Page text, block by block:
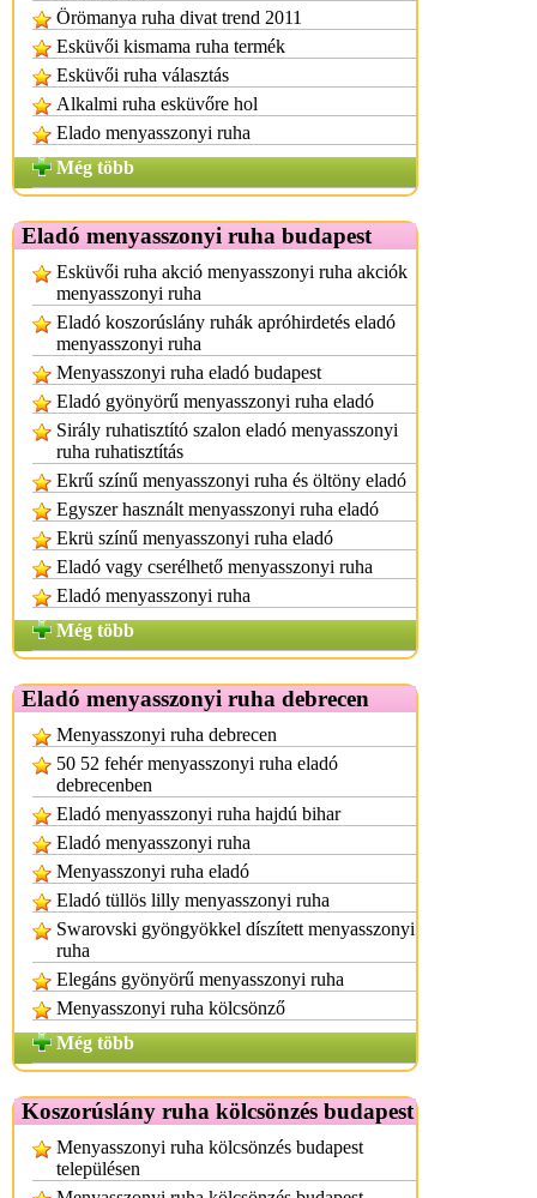
Örömanya ruha divat trend 2011
Esküvői kismama ruha termék
Esküvői ruha választás
Alkalmi ruha esküvőre hol
Elado menyasszonyi ruha
Még több
Eladó menyasszonyi ruha budapest
Esküvői ruha akció menyasszonyi ruha akciók
menyasszonyi ruha
Eladó koszorúslány ruhák apróhirdetés eladó
menyasszonyi ruha
Menyasszonyi ruha eladó budapest
Eladó gyönyörű menyasszonyi ruha eladó
Sirály ruhatisztító szalon eladó menyasszonyi
ruha ruhatisztítás
Ekrű színű menyasszonyi ruha és öltöny eladó
Egyszer használt menyasszonyi ruha eladó
Ekrü színű menyasszonyi ruha eladó
Eladó vagy cserélhető menyasszonyi ruha
Eladó menyasszonyi ruha
Még több
Eladó menyasszonyi ruha debrecen
Menyasszonyi ruha debrecen
50 52 fehér menyasszonyi ruha eladó
debrecenben
Eladó menyasszonyi ruha hajdú bihar
Eladó menyasszonyi ruha
Menyasszonyi ruha eladó
Eladó tüllös lilly menyasszonyi ruha
Swarovski gyöngyökkel díszített menyasszonyi
ruha
Elegáns gyönyörű menyasszonyi ruha
Menyasszonyi ruha kölcsönző
Még több
Koszorúslány ruha kölcsönzés budapest
Menyasszonyi ruha kölcsönzés budapest
településen